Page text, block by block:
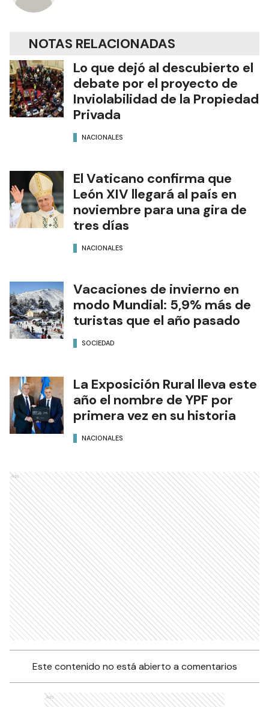
NOTAS RELACIONADAS
Lo que dejó al descubierto el
debate por el proyecto de
Inviolabilidad de la Propiedad
Privada
NACIONALES
El Vaticano confirma que
León XIV llegará al país en
noviembre para una gira de
tres días
NACIONALES
Vacaciones de invierno en
modo Mundial: 5,9% más de
turistas que el año pasado
SOCIEDAD
La Exposición Rural lleva este
año el nombre de YPF por
primera vez en su historia
NACIONALES
Ads
Este contenido no está abierto a comentarios
Ads